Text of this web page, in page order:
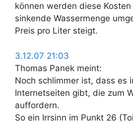
können werden diese
sinkende Wassermenge
Preis pro Liter steigt.
3.12.07 21:03
Thomas Panek meint:
Noch schlimmer ist, dass es
Internetseiten gibt, die zum
auffordern.
So ein Irrsinn im Punkt 26